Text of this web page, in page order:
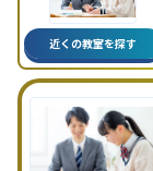
近くの教室を探す